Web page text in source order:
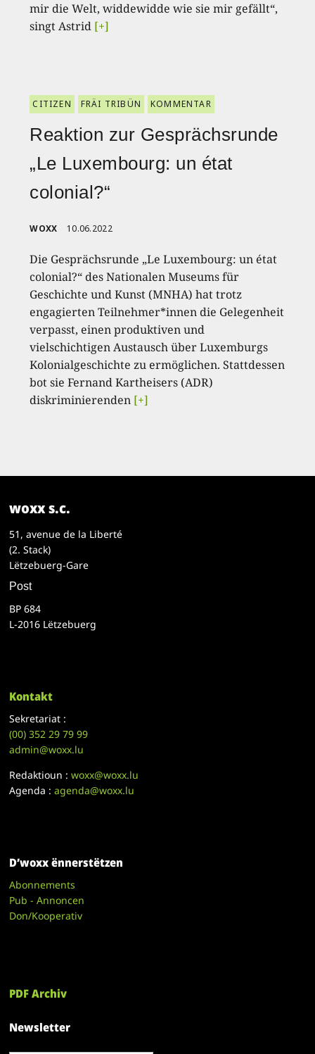
mir die Welt, widdewidde wie sie mir gefällt“,
singt Astrid [+]
CITIZEN FRÄI TRIBÜN KOMMENTAR
Reaktion zur Gesprächsrunde
„Le Luxembourg: un état
colonial?“
WOXX 10.06.2022
Die Gesprächsrunde „Le Luxembourg: un état
colonial?“ des Nationalen Museums für
Geschichte und Kunst (MNHA) hat trotz
engagierten Teilnehmer*innen die Gelegenheit
verpasst, einen produktiven und
vielschichtigen Austausch über Luxemburgs
Kolonialgeschichte zu ermöglichen. Stattdessen
bot sie Fernand Kartheisers (ADR)
diskriminierenden [+]
woxx s.c.
51, avenue de la Liberté
(2. Stack)
Lëtzebuerg-Gare
Post
BP 684
L-2016 Lëtzebuerg
Kontakt
Sekretariat :
(00)352 29 79 99
admin@woxx.lu
Redaktioun :woxx@woxx.lu
Agenda :agenda@woxx.lu
D’woxx ënnerstëtzen
Abonnements
Pub - Annoncen
Don/Kooperativ
PDF Archiv
Newsletter